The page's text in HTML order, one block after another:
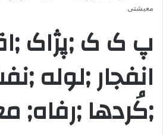
معیشتی
پ ک ک ;پژاک
انفجار ;لوله
;کُردها ;رفاه;